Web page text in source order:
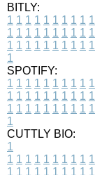
BITLY:
1 1 1 1 1 1 1 1 1 1
1 1 1 1 1 1 1 1 1 1
1 1 1 1 1 1 1 1 1 1
1
SPOTIFY:
1 1 1 1 1 1 1 1 1 1
1 1 1 1 1 1 1 1 1 1
1 1 1 1 1 1 1 1 1 1
1
CUTTLY BIO:
1
1 1 1 1 1 1 1 1 1 1
1 1 1 1 1 1 1 1 1 1